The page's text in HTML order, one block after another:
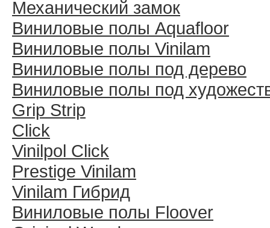
Механический замок
Виниловые полы Aquafloor
Виниловые полы Vinilam
Виниловые полы под дерево
Виниловые полы под
Grip Strip
Click
Vinilpol Click
Prestige Vinilam
Vinilam Гибрид
Виниловые полы Floover